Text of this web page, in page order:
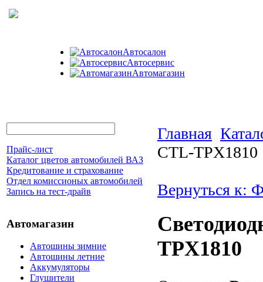
Автосалон
Автосервис
Автомагазин
Прайс-лист
Каталог цветов автомобилей ВАЗ
Кредитование и страхование
Отдел комиссионых автомобилей
Запись на тест-драйв
Автомагазин
Автошины зимние
Автошины летние
Аккумуляторы
Глушители
Главная
CTL-TPX1810
Вернуться к:
TPX1810